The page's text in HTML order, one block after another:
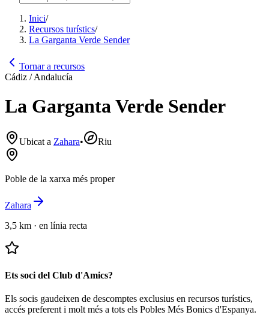
Inici/
Recursos turístics/
La Garganta Verde Sender
Tornar a recursos
Cádiz / Andalucía
La Garganta Verde Sender
Ubicat a Zahara• Riu
Poble de la xarxa més proper
Zahara
3,5 km · en línia recta
Ets soci del Club d'Amics?
Els socis gaudeixen de descomptes exclusius en recursos turístics,
accés preferent i molt més a tots els Pobles Més Bonics d'Espanya.